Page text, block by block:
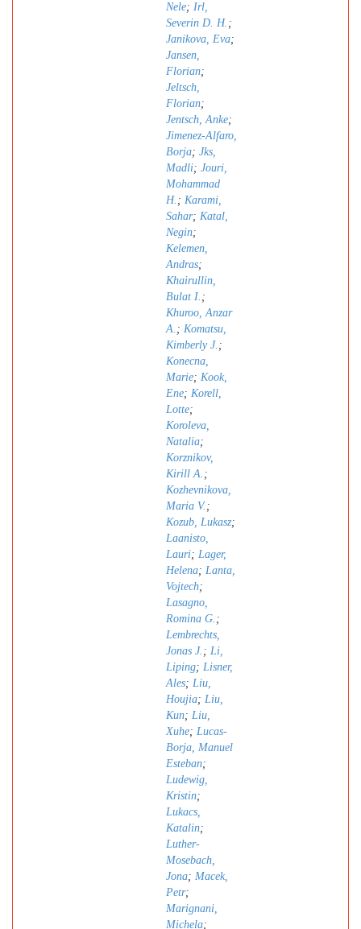
Nele; Irl,
Severin D. H. ;
Janikova, Eva;
Jansen,
Florian;
Jeltsch,
Florian;
Jentsch, Anke;
Jimenez-Alfaro,
Borja; Jks,
Madli; Jouri,
Mohammad
H. ; Karami,
Sahar; Katal,
Negin;
Kelemen,
Andras;
Khairullin,
Bulat I. ;
Khuroo, Anzar
A. ; Komatsu,
Kimberly J. ;
Konecna,
Marie; Kook,
Ene; Korell,
Lotte;
Koroleva,
Natalia;
Korznikov,
Kirill A. ;
Kozhevnikova,
Maria V.;
Kozub, Lukasz;
Laanisto,
Lauri; Lager,
Helena; Lanta,
Vojtech;
Lasagno,
Romina G. ;
Lembrechts,
Jonas J. ; Li,
Liping; Lisner,
Ales; Liu,
Houjia; Liu,
Kun; Liu,
Xuhe; Lucas-
Borja, Manuel
Esteban;
Ludewig,
Kristin;
Lukacs,
Katalin;
Luther-
Mosebach,
Jona; Macek,
Petr;
Marignani,
Michela;